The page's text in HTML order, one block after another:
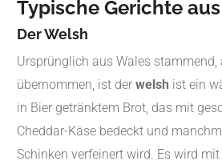
Typische Gerichte
Der Welsh
Ursprünglich aus Wales stammend,
übernommen, ist der welsh ist ein
in Bier getränktem Brot, das mit
Cheddar-Käse bedeckt und
Schinken verfeinert wird. Es wird